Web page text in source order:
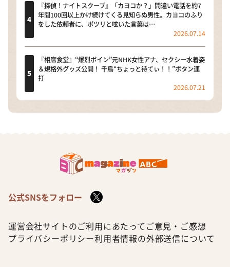
『探偵！ナイトスクープ』「カヨコか？」間違い電話を約7
年間100回以上かけ続けてくる見知らぬ男性。カヨコのふり
をした依頼者に、ポツリと呟いた言葉は…
2026.07.14
『相席食堂』“爆烈ボイン”元NHK女性アナ、セクシー水着姿
＆規格外グッズ公開！ 千鳥“ちょっと待てぃ！！”ボタン連
打
2026.07.21
公式SNSをフォロー
運営会社サイトのご利用にあたって ご意見・ご感想
プライバシーポリシー利用者情報の外部送信について